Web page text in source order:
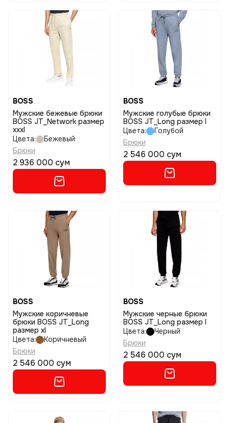
BOSS
Мужские бежевые брюки
BOSS JT_Network размер
xxxl
Цвета:
Бежевый
Брюки
2 936 000 сум
BOSS
Мужские голубые брюки
BOSS JT_Long размер l
Цвета:
Голубой
Брюки
2 546 000 сум
BOSS
Мужские коричневые
брюки BOSS JT_Long
размер xl
Цвета:
Коричневый
Брюки
2 546 000 сум
BOSS
Мужские черные брюки
BOSS JT_Long размер l
Цвета:
Черный
Брюки
2 546 000 сум